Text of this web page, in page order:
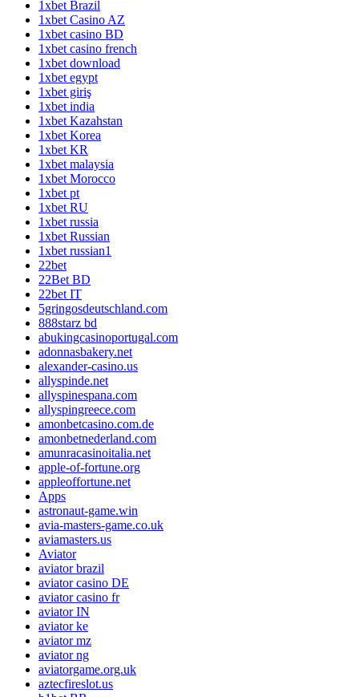
1xbet Brazil
1xbet Casino AZ
1xbet casino BD
1xbet casino french
1xbet download
1xbet egypt
1xbet giriş
1xbet india
1xbet Kazahstan
1xbet Korea
1xbet KR
1xbet malaysia
1xbet Morocco
1xbet pt
1xbet RU
1xbet russia
1xbet Russian
1xbet russian1
22bet
22Bet BD
22bet IT
5gringosdeutschland.com
888starz bd
abukingcasinoportugal.com
adonnasbakery.net
alexander-casino.us
allyspinde.net
allyspinespana.com
allyspingreece.com
amonbetcasino.com.de
amonbetnederland.com
amunracasinoitalia.net
apple-of-fortune.org
appleoffortune.net
Apps
astronaut-game.win
avia-masters-game.co.uk
aviamasters.us
Aviator
aviator brazil
aviator casino DE
aviator casino fr
aviator IN
aviator ke
aviator mz
aviator ng
aviatorgame.org.uk
aztecfireslot.us